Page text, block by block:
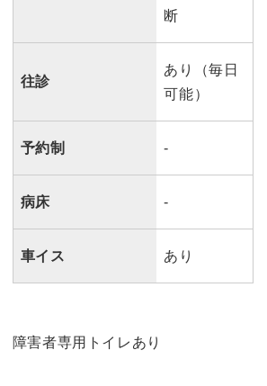
断
往診
あり（毎日
可能）
予約制 -
病床 -
車イス あり
障害者専用トイレあり